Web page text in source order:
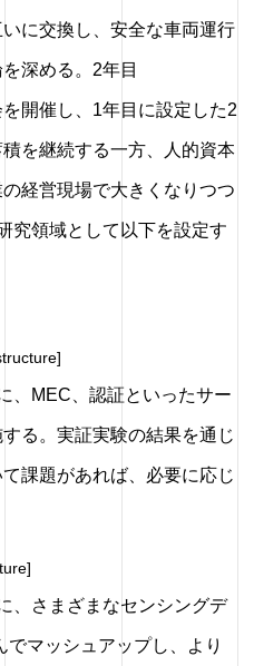
に交換し、安全な車両運行
深める。2年目
開催し、1年目に設定した2
を継続する一方、人的資本
経営現場で大きくなりつつ
究領域として以下を設定す
、MEC、認証といったサー
る。実証実験の結果を通じ
課題があれば、必要に応じ
、さまざまなセンシングデ
マッシュアップし、より